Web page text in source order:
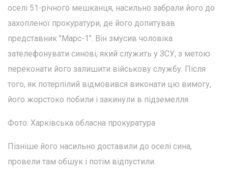
оселі 51-річного мешканця, насильно забрали його до
захопленої прокуратури, де його допитував
представник "Марс-1". Він змусив чоловіка
зателефонувати синові, який служить у ЗСУ, з метою
переконати його залишити військову службу. Після
того, як потерпілий відмовився виконати цю вимогу,
його жорстоко побили і закинули в підземелля.
Фото: Харківська обласна прокуратура
Пізніше його насильно доставили до оселі сина,
провели там обшук і потім відпустили.